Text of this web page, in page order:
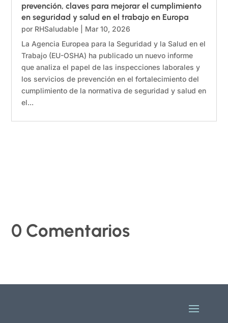
prevención, claves para mejorar el cumplimiento
en seguridad y salud en el trabajo en Europa
por RHSaludable
Mar 10, 2026
La Agencia Europea para la Seguridad y la Salud en el
Trabajo (EU-OSHA) ha publicado un nuevo informe
que analiza el papel de las inspecciones laborales y
los servicios de prevención en el fortalecimiento del
cumplimiento de la normativa de seguridad y salud en
el...
0 Comentarios